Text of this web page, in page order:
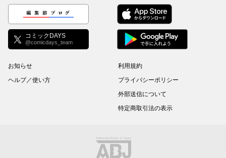
編集部ブログ
コミックDAYS
@comicdays_team
お知らせ
ヘルプ／使い方
利用規約
プライバシーポリシー
外部送信について
特定商取引法の表示